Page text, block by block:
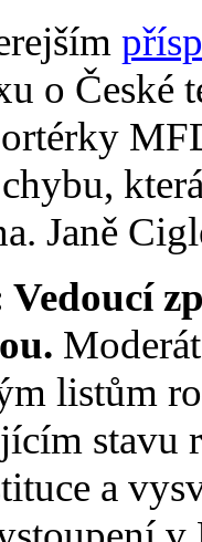
o České
Janě
Vedoucí
listům
stavu
a